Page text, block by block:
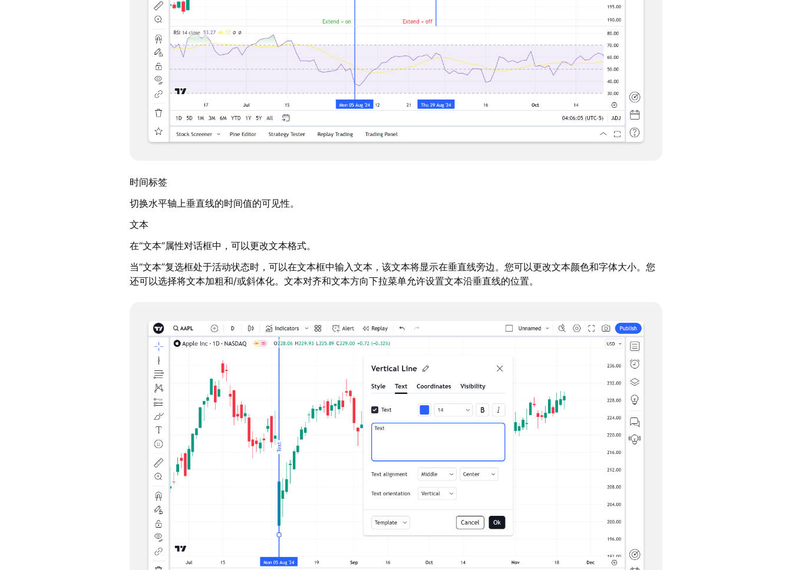
时间标签
切换水平轴上垂直线的时间值的可见性。
文本
在“文本”属性对话框中，可以更改文本格式。
当“文本”复选框处于活动状态时，可以在文本框中输入文本，该文本将显示在垂直线旁边。您可以更改文本颜色和字体大小。您
还可以选择将文本加粗和/或斜体化。文本对齐和文本方向下拉菜单允许设置文本沿垂直线的位置。